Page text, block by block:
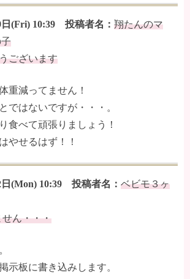
日(Fri) 10:39 投稿者名： 翔たんのマ
ございます
重減ってません！
ではないですが・・・。
食べて頑張りましょう！
やせるはず！！
日(Mon) 10:39 投稿者名： ベビモ３ヶ
ん・・・
示板に書き込みします。